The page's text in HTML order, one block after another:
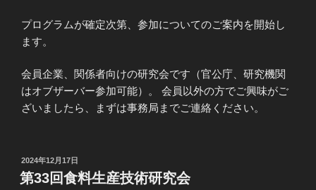
プログラムが確定次第、参加についてのご案内を開始し
ます。
会員企業、関係者向けの研究会です（官公庁、研究機関
はオブザーバー参加可能）。 会員以外の方でご興味がご
ざいましたら、まずは事務局までご連絡ください。
投
稿
日:
2024年12月17日
第33回食料生産技術研究会